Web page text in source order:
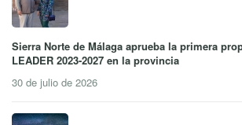
Sierra Norte de Málaga aprueba la primera
LEADER 2023-2027 en la provincia
30 de julio de 2026